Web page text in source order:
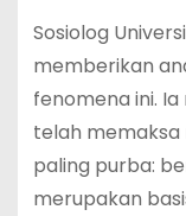
Sosiolog
memberikan
fenomena ini.
telah memaksa
paling purba:
merupakan